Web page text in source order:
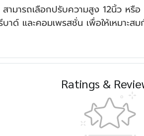
มารถเลือกปรับความสูง 12นิ้ว หรื
ด์ และคอมเพรสชั่น เพื่อให้เหมาะส
Ratings &